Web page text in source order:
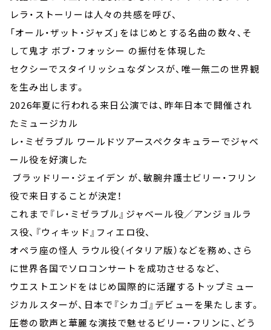
レラ・ストーリーは人々の共感を呼び、
「オール・ザット・ジャズ」をはじめとする名曲の数々、そ
して鬼才 ボブ・フォッシー の振付を体現した
セクシーでスタイリッシュなダンスが、唯一無二の世界観
を生み出します。
2026年夏に行われる来日公演では、昨年日本で開催され
たミュージカル
レ・ミゼラブル ワールドツアースペクタキュラーでジャベ
ール役を好演した
ブラッドリー・ジェイデン が、敏腕弁護士ビリー・フリン
役で来日することが決定！
これまで『レ・ミゼラブル』ジャベール役／アンジョルラ
ス役、『ウィキッド』フィエロ役、
オペラ座の怪人 ラウル役（イタリア版）などを務め、さら
に世界各国でソロコンサートを成功させるなど、
ウエストエンドをはじめ国際的に活躍するトップミュー
ジカルスターが、日本で『シカゴ』デビューを果たします。
圧巻の歌声と華麗な演技で魅せるビリー・フリンに、どう